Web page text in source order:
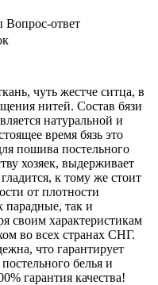
Вопрос-ответ
чуть жестче ситца, в
нитей. Состав бязи
натуральной и
время бязь это
пошива постельного
хозяек, выдерживает
к тому же стоит
от плотности
парадные, так и
своим характеристикам
во всех странах СНГ.
что гарантирует
белья и
гарантия качества!